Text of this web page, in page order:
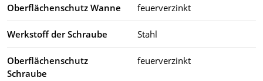
Oberflächenschutz Wanne feuerverzinkt
Werkstoff der Schraube Stahl
Oberflächenschutz
Schraube
feuerverzinkt